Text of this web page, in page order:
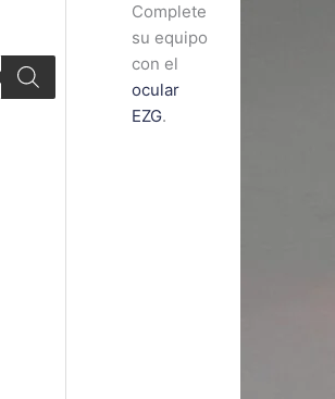
Complete
su equipo
con el
ocular
EZG.